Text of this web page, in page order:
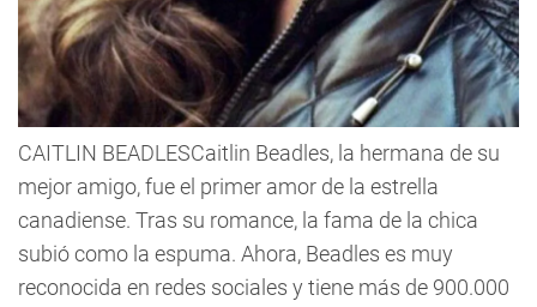
CAITLIN BEADLESCaitlin Beadles, la hermana de su
mejor amigo, fue el primer amor de la estrella
canadiense. Tras su romance, la fama de la chica
subió como la espuma. Ahora, Beadles es muy
reconocida en redes sociales y tiene más de 900.000